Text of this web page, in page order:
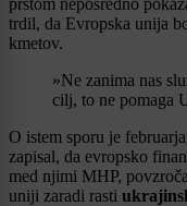
trdil, da Evropska unija
kmetov.
»Ne zanima nas
cilj, to ne pomaga
O istem sporu je
zapisal, da evropsko
med njimi MHP,
uniji zaradi rasti